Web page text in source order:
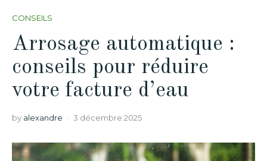
CONSEILS
Arrosage automatique :
conseils pour réduire
votre facture d’eau
by alexandre 3 décembre 2025